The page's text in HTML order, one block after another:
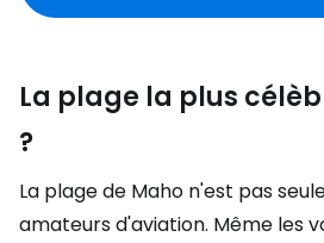
La plage la plus
?
La plage de Maho n'est pas
amateurs d'aviation. Même les